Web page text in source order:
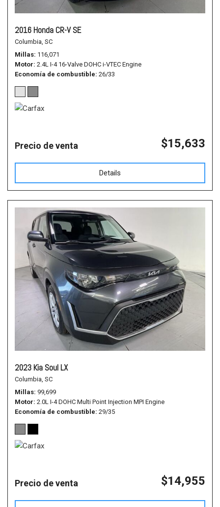
2016 Honda CR-V SE
Columbia, SC
Millas 116,071
Motor 2.4L I-4 16-Valve DOHC i-VTEC Engine
Economía de combustible 26/33
Precio de venta $15,633
Details
2023 Kia Soul LX
Columbia, SC
Millas 99,699
Motor 2.0L I-4 DOHC Multi Point Injection MPI Engine
Economía de combustible 29/35
Precio de venta $14,955